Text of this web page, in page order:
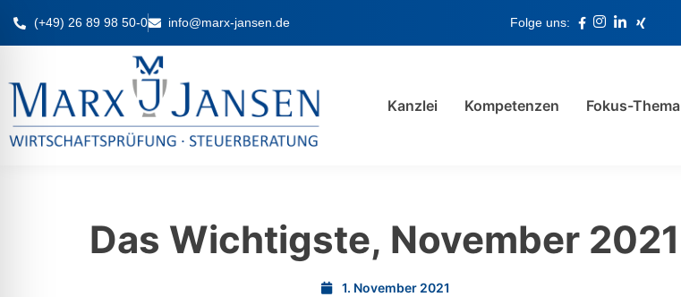
(+49) 26 89 98 50-0 info@marx-jansen.de Folge uns:
Kanzlei Kompetenzen Fokus-Thema
Das Wichtigste, November 2021
1. November 2021